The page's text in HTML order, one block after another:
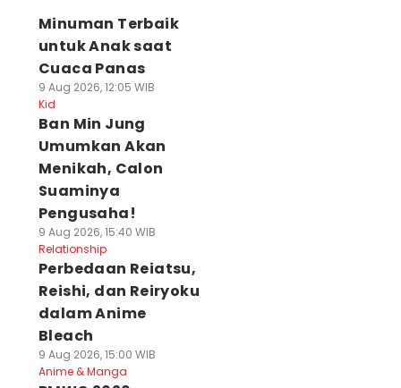
Minuman Terbaik
untuk Anak saat
Cuaca Panas
9 Aug 2026, 12:05 WIB
Kid
Ban Min Jung
Umumkan Akan
Menikah, Calon
Suaminya
Pengusaha!
9 Aug 2026, 15:40 WIB
Relationship
Perbedaan Reiatsu,
Reishi, dan Reiryoku
dalam Anime
Bleach
9 Aug 2026, 15:00 WIB
Anime & Manga